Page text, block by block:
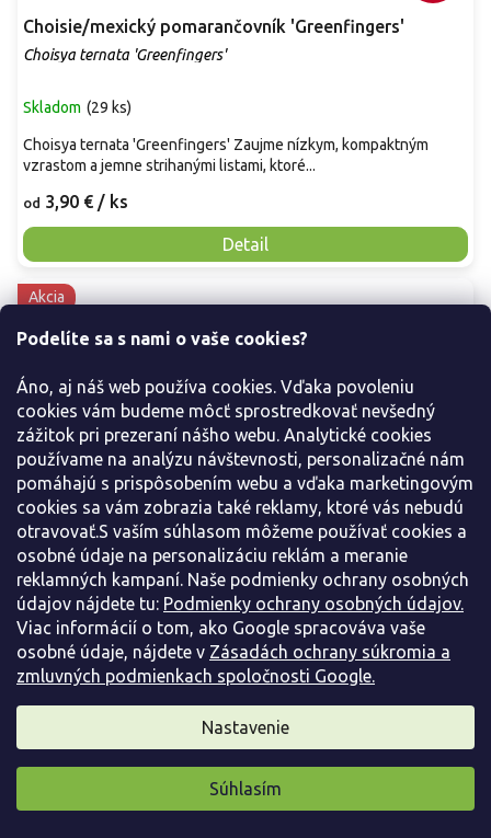
Podelíte sa s nami o vaše cookies?
Áno, aj náš web používa cookies. Vďaka povoleniu
cookies vám budeme môcť sprostredkovať nevšedný
zážitok pri prezeraní nášho webu. Analytické cookies
používame na analýzu návštevnosti, personalizačné nám
pomáhajú s prispôsobením webu a vďaka marketingovým
cookies sa vám zobrazia také reklamy, ktoré vás nebudú
otravovať.S vaším súhlasom môžeme používať cookies a
osobné údaje na personalizáciu reklám a meranie
reklamných kampaní. Naše podmienky ochrany osobných
údajov nájdete tu: Podmienky ochrany osobných údajov.
Viac informácií o tom, ako Google spracováva vaše
osobné údaje, nájdete v Zásadách ochrany súkromia a
zmluvných podmienkach spoločnosti Google.
Nastavenie
Súhlasím
Choisie/mexický pomarančovník 'Greenfingers'
Choisya ternata 'Greenfingers'
Skladom (29 ks)
od 3,90 € / ks
Detail
Choisya ternata 'Greenfingers' Zaujme nízkym, kompaktným
vzrastom a jemne strihanými listami, ktoré...
Akcia
–50 %
Choisie/mexický pomarančovník 'Tiny Dancer'
Choisya ternata 'Tiny Dancer'
3,90 €/ ks
Choisya ternata 'Tiny Dancer' Nízky vždyzelený ker s jemne
strihanými listami, ktoré si udržujú sýto...
Pripravili sme pre vás darček